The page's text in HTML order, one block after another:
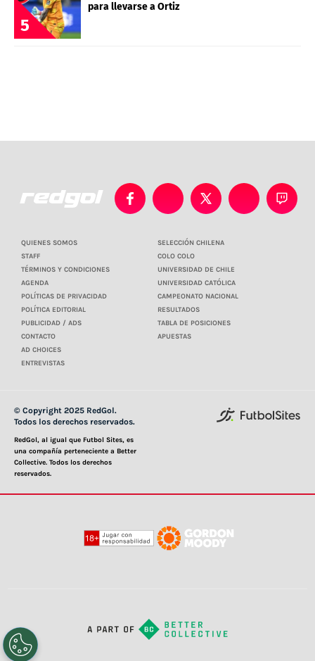
5
para llevarse a Ortiz
QUIENES SOMOS
STAFF
TÉRMINOS Y CONDICIONES
AGENDA
POLÍTICAS DE PRIVACIDAD
POLÍTICA EDITORIAL
PUBLICIDAD / ADS
CONTACTO
AD CHOICES
ENTREVISTAS
SELECCIÓN CHILENA
COLO COLO
UNIVERSIDAD DE CHILE
UNIVERSIDAD CATÓLICA
CAMPEONATO NACIONAL
RESULTADOS
TABLA DE POSICIONES
APUESTAS
© Copyright 2025 RedGol.
Todos los derechos reservados.
RedGol, al igual que Futbol Sites, es
una compañía perteneciente a Better
Collective. Todos los derechos
reservados.